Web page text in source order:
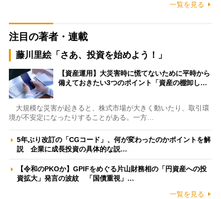
一覧を見る
注目の著者・連載
藤川里絵「さあ、投資を始めよう！」
【資産運用】大災害時に慌てないために平時から
備えておきたい3つのポイント「資産の棚卸し…
大規模な災害が起きると、株式市場が大きく動いたり、取引環
境が不安定になったりすることがある。一方…
5年ぶり改訂の「CGコード」、何が変わったのかポイントを解
説 企業に成長投資の具体的な説…
【令和のPKOか】GPIFをめぐる片山財務相の「円資産への投
資拡大」発言の波紋 「国債重視」…
一覧を見る